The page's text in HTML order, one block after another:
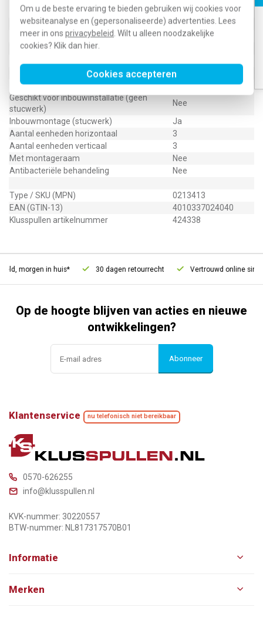
Om u de beste ervaring te bieden gebruiken wij cookies voor
websiteanalyse en (gepersonaliseerde) advertenties. Lees
meer in ons privacybeleid. Wilt u alleen noodzakelijke
cookies? Klik dan hier.
Cookies accepteren
Montagerichting
verticaal
Beschermingsgraad (IP)
IP20
Geschikt voor vloerpot
Nee
Transparant
Geschikt voor inbouwinstallatie (stucwerk)
Ja
Bondige uitvoering
Nee
Geschikt voor inbouwinstallatie (geen
stucwerk)
Nee
Inbouwmontage (stucwerk)
Ja
Aantal eenheden horizontaal
3
Aantal eenheden verticaal
3
Met montageraam
Nee
Antibacteriële behandeling
Nee
Type / SKU (MPN)
0213413
EAN (GTIN-13)
4010337024040
Klusspullen artikelnummer
424338
morgen in huis* 30 dagen retourrecht Vertrouwd online sinds
Op de hoogte blijven van acties en nieuwe
ontwikkelingen?
Abonneer
Klantenservice nu telefonisch niet bereikbaar
0570-626255
info@klusspullen.nl
KVK-nummer: 30220557
BTW-nummer: NL817317570B01
Informatie
Merken